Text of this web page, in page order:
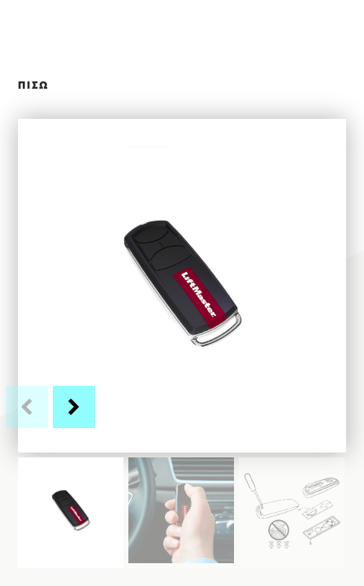
ΕΦΑΡΜΟΓΕΣ
ΑΛΟΥΜΙΝΙΟΥ
ΓΚΑΡΑΖΟΠΟΡΤΕΣ
Η ΕΤΑΙΡΙΑ
ΠΙΣΩ